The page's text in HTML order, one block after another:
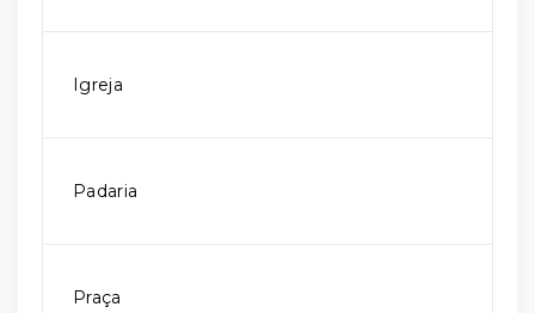
Igreja
Padaria
Praça